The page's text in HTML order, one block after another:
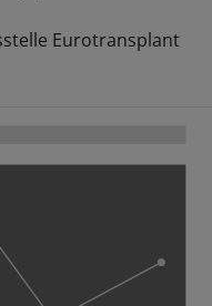
Eurotransplant